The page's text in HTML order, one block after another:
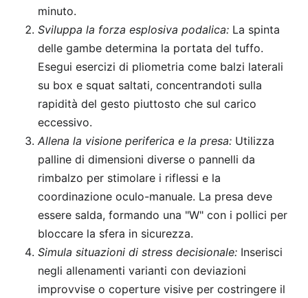
minuto.
Sviluppa la forza esplosiva podalica: La spinta
delle gambe determina la portata del tuffo.
Esegui esercizi di pliometria come balzi laterali
su box e squat saltati, concentrandoti sulla
rapidità del gesto piuttosto che sul carico
eccessivo.
Allena la visione periferica e la presa: Utilizza
palline di dimensioni diverse o pannelli da
rimbalzo per stimolare i riflessi e la
coordinazione oculo-manuale. La presa deve
essere salda, formando una "W" con i pollici per
bloccare la sfera in sicurezza.
Simula situazioni di stress decisionale: Inserisci
negli allenamenti varianti con deviazioni
improvvise o coperture visive per costringere il